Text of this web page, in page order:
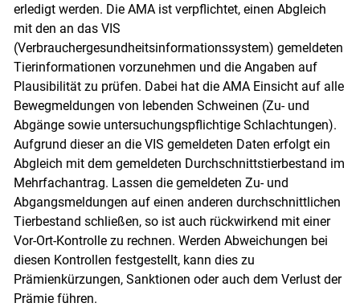
erledigt werden. Die AMA ist verpflichtet, einen Abgleich
mit den an das VIS
(Verbrauchergesundheitsinformationssystem) gemeldeten
Tierinformationen vorzunehmen und die Angaben auf
Plausibilität zu prüfen. Dabei hat die AMA Einsicht auf alle
Bewegmeldungen von lebenden Schweinen (Zu- und
Abgänge sowie untersuchungspflichtige Schlachtungen).
Aufgrund dieser an die VIS gemeldeten Daten erfolgt ein
Abgleich mit dem gemeldeten Durchschnittstierbestand im
Mehrfachantrag. Lassen die gemeldeten Zu- und
Abgangsmeldungen auf einen anderen durchschnittlichen
Tierbestand schließen, so ist auch rückwirkend mit einer
Vor-Ort-Kontrolle zu rechnen. Werden Abweichungen bei
diesen Kontrollen festgestellt, kann dies zu
Prämienkürzungen, Sanktionen oder auch dem Verlust der
Prämie führen.